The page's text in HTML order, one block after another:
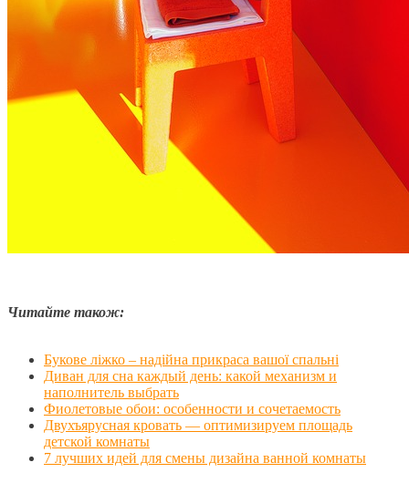
Читайте також:
Букове ліжко – надійна прикраса вашої спальні
Диван для сна каждый день: какой механизм и
наполнитель выбрать
Фиолетовые обои: особенности и сочетаемость
Двухъярусная кровать — оптимизируем площадь
детской комнаты
7 лучших идей для смены дизайна ванной комнаты